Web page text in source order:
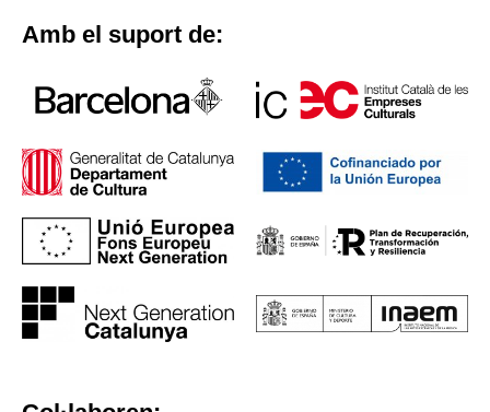
Amb el suport de: